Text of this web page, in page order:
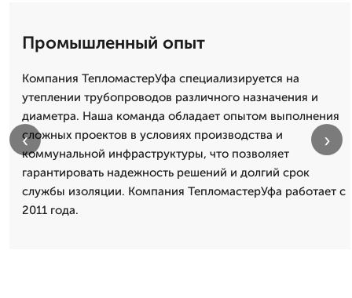
Промышленный опыт
Компания ТепломастерУфа специализируется на
утеплении трубопроводов различного назначения и
диаметра. Наша команда обладает опытом выполнения
сложных проектов в условиях производства и
коммунальной инфраструктуры, что позволяет
гарантировать надежность решений и долгий срок
службы изоляции. Компания ТепломастерУфа работает с
2011 года.
‹ ›